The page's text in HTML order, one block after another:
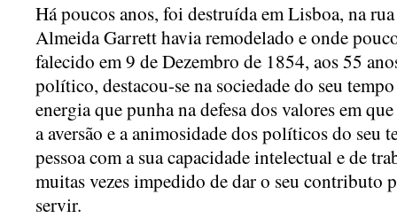
Há poucos anos, foi destruída em Lisboa, na rua
Almeida Garrett havia remodelado e onde
falecido em 9 de Dezembro de 1854, aos 55
político, destacou-se na sociedade do seu
energia que punha na defesa dos valores em
a aversão e a animosidade dos políticos do seu
pessoa com a sua capacidade intelectual e de
muitas vezes impedido de dar o seu contributo
servir.